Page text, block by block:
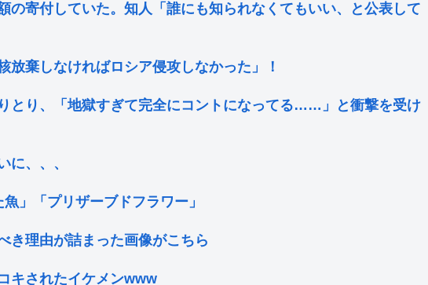
の寄付していた。知人「誰にも知られなくてもいい、と公表して
放棄しなければロシア侵攻しなかった」！
とり、「地獄すぎて完全にコントになってる……」と衝撃を受け
に、、、
」「プリザーブドフラワー」
き理由が詰まった画像がこちら
キされたイケメンwww